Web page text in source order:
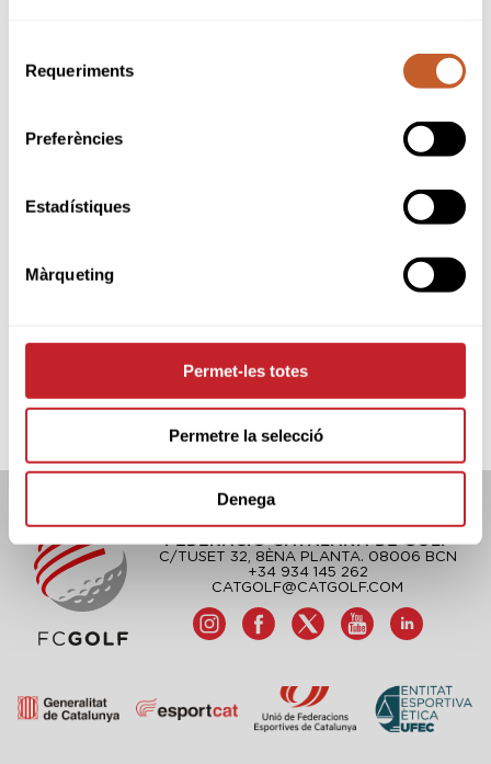
Requeriments
Preferències
Estadístiques
Màrqueting
Permet-les totes
Permetre la selecció
Denega
Sponsors & Partners oficials
FEDERACIÓ CATALANA DE GOLF
C/TUSET 32, 8ÈNA PLANTA. 08006 BCN
+34 934 145 262
CATGOLF@CATGOLF.COM